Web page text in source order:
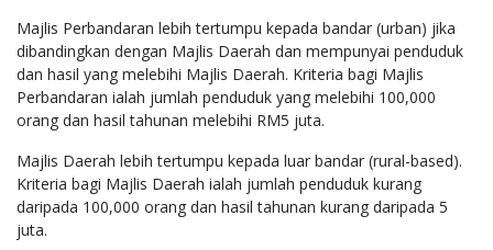
Majlis Perbandaran lebih tertumpu kepada bandar (urban) jika
dibandingkan dengan Majlis Daerah dan mempunyai penduduk
dan hasil yang melebihi Majlis Daerah. Kriteria bagi Majlis
Perbandaran ialah jumlah penduduk yang melebihi 100,000
orang dan hasil tahunan melebihi RM5 juta.
Majlis Daerah lebih tertumpu kepada luar bandar (rural-based).
Kriteria bagi Majlis Daerah ialah jumlah penduduk kurang
daripada 100,000 orang dan hasil tahunan kurang daripada 5
juta.